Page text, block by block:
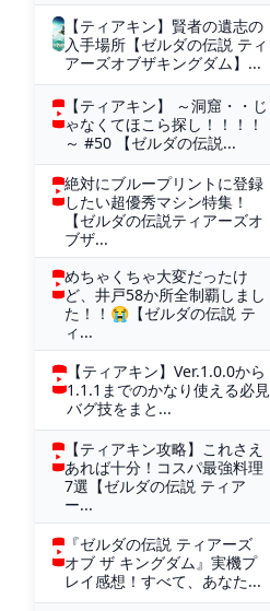
【ティアキン】賢者の遺志の
入手場所【ゼルダの伝説 ティ
アーズオブザキングダム】...
【ティアキン】 ～洞窟・・じ
ゃなくてほこら探し！！！！
～ #50 【ゼルダの伝説...
絶対にブループリントに登録
したい超優秀マシン特集！
【ゼルダの伝説ティアーズオ
ブザ...
めちゃくちゃ大変だったけ
ど、井戸58か所全制覇しまし
た！！😭【ゼルダの伝説 テ
ィ...
【ティアキン】Ver.1.0.0から
1.1.1までのかなり使える必見
バグ技をまと...
【ティアキン攻略】これさえ
あれば十分！コスパ最強料理
7選【ゼルダの伝説 ティア
ー...
『ゼルダの伝説 ティアーズ
オブ ザ キングダム』実機プ
レイ感想！すべて、あなた...